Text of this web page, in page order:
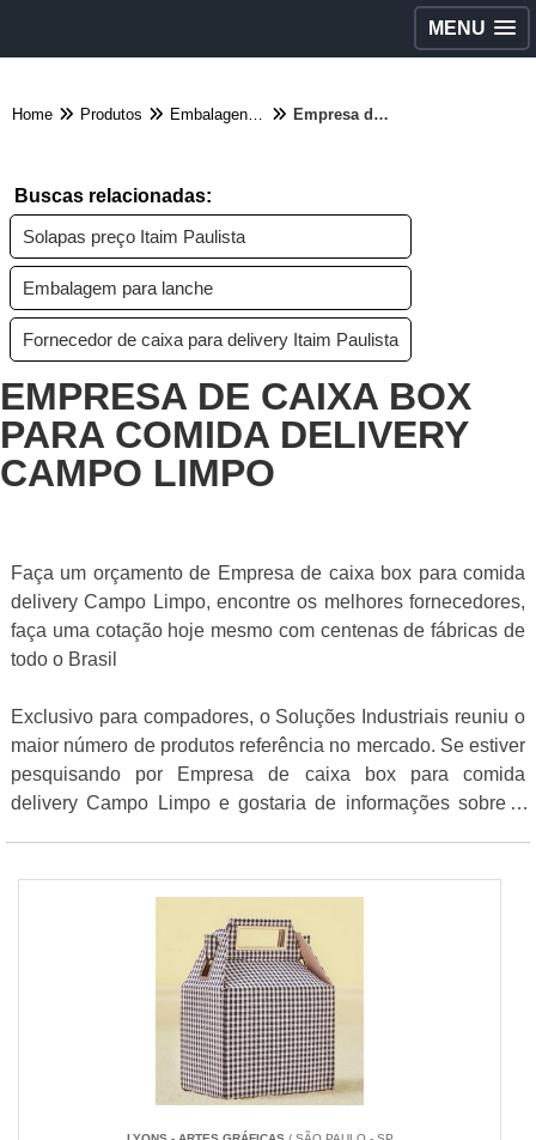
MENU
Home Produtos Embalagens diversas - Categoria Empresa de caixa box para comida delivery Campo Limpo
Buscas relacionadas:
Solapas preço Itaim Paulista
Embalagem para lanche
Fornecedor de caixa para delivery Itaim Paulista
EMPRESA DE CAIXA BOX
PARA COMIDA DELIVERY
CAMPO LIMPO
Faça um orçamento de Empresa de caixa box para comida
delivery Campo Limpo, encontre os melhores fornecedores,
faça uma cotação hoje mesmo com centenas de fábricas de
todo o Brasil
Exclusivo para compadores, o Soluções Industriais reuniu o
maior número de produtos referência no mercado. Se estiver
pesquisando por Empresa de caixa box para comida
delivery Campo Limpo e gostaria de informações sobre o